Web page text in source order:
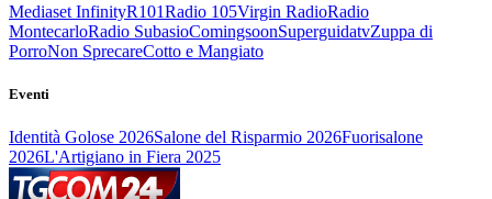
Mediaset InfinityR101Radio 105Virgin RadioRadio
MontecarloRadio SubasioComingsoonSuperguidatvZuppa di
PorroNon SprecareCotto e Mangiato
Eventi
Identità Golose 2026Salone del Risparmio 2026Fuorisalone
2026L'Artigiano in Fiera 2025